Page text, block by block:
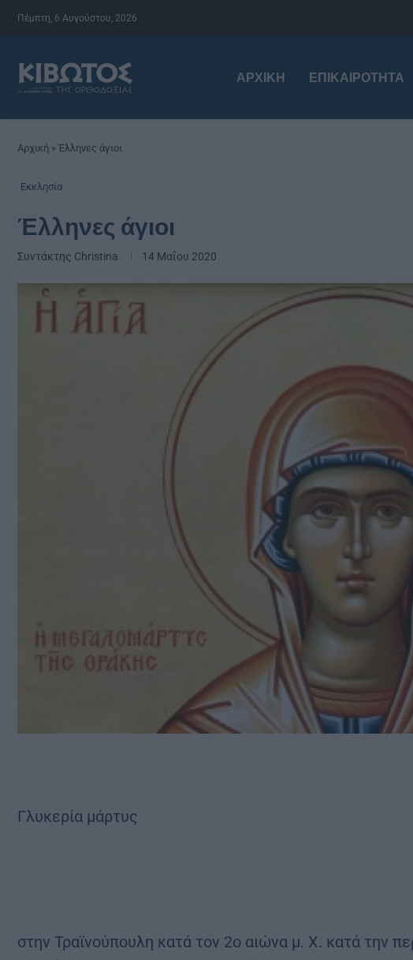
Πέμπτη, 6 Αυγούστου, 2026
ΑΡΧΙΚΉ ΕΠΙΚΑΙΡΌΤΗΤΑ
Αρχική »Έλληνες άγιοι
Εκκλησία
Έλληνες άγιοι
Συντάκτης Christina 14 Μαΐου 2020
Γλυκερία μάρτυς
στην Τραϊνούπουλη κατά τον 2ο αιώνα μ. Χ. κατά την